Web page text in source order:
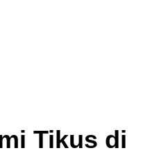
Tikus di